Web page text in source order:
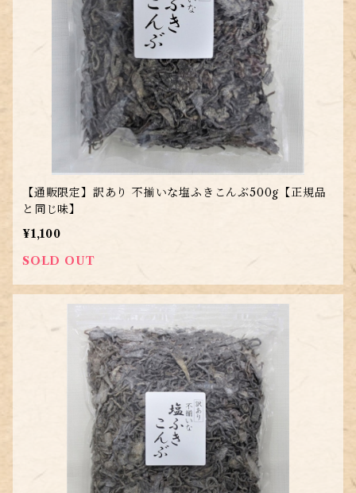
【通販限定】訳あり 不揃いな塩ふきこんぶ500g【正規品
と同じ味】
¥1,100
SOLD OUT